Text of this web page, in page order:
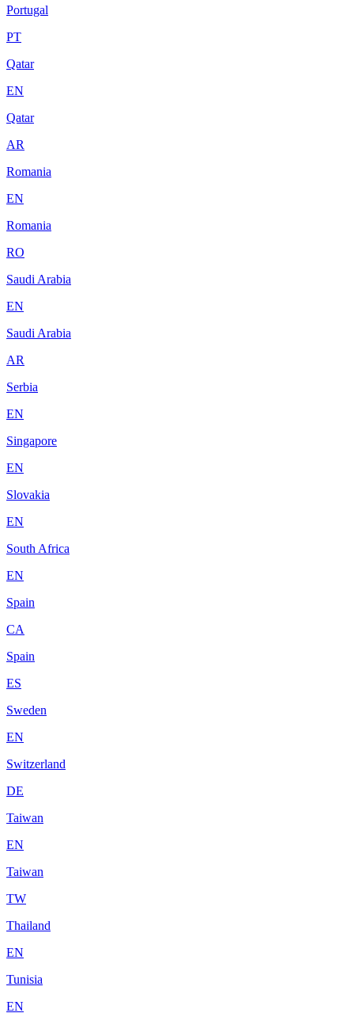
Portugal
PT
Qatar
EN
Qatar
AR
Romania
EN
Romania
RO
Saudi Arabia
EN
Saudi Arabia
AR
Serbia
EN
Singapore
EN
Slovakia
EN
South Africa
EN
Spain
CA
Spain
ES
Sweden
EN
Switzerland
DE
Taiwan
EN
Taiwan
TW
Thailand
EN
Tunisia
EN